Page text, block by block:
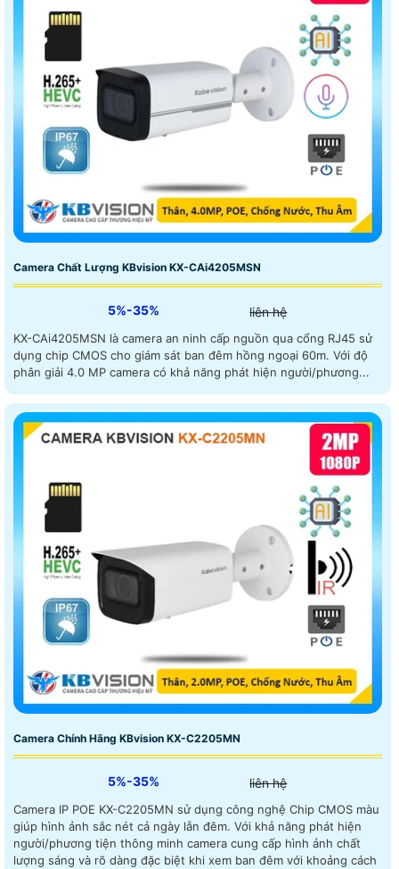
Camera Chất Lượng KBvision KX-CAi4205MSN
5%-35% liên hệ
KX-CAi4205MSN là camera an ninh cấp nguồn qua cổng RJ45 sử
dụng chip CMOS cho giám sát ban đêm hồng ngoại 60m. Với độ
phân giải 4.0 MP camera có khả năng phát hiện người/phương...
Camera Chính Hãng KBvision KX-C2205MN
5%-35% liên hệ
Camera IP POE KX-C2205MN sử dụng công nghệ Chip CMOS màu
giúp hình ảnh sắc nét cả ngày lẫn đêm. Với khả năng phát hiện
người/phương tiện thông minh camera cung cấp hình ảnh chất
lượng sáng và rõ dàng đặc biệt khi xem ban đêm với khoảng cách